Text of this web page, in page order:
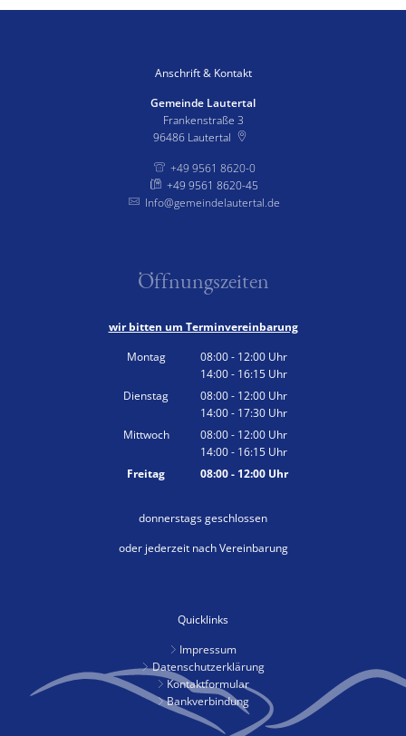
Anschrift & Kontakt
Gemeinde Lautertal
Frankenstraße 3
96486 Lautertal
+49 9561 8620-0
+49 9561 8620-45
Info@gemeindelautertal.de
Öffnungszeiten
wir bitten um Terminvereinbarung
Montag
08:00- 12:00 Uhr
Von 08:00 bis 12:00 Uhr
14:00- 16:15 Uhr
Von 14:00 bis 16:15 Uhr
Dienstag 08:00- 12:00 Uhr
Von 08:00 bis 12:00 Uhr
14:00- 17:30 Uhr
Von 14:00 bis 17:30 Uhr
Mittwoch 08:00- 12:00 Uhr
Von 08:00 bis 12:00 Uhr
14:00- 16:15 Uhr
Von 14:00 bis 16:15 Uhr
Freitag 08:00- 12:00Uhr
donnerstags geschlossen
oder jederzeit nach Vereinbarung
Quicklinks
Impressum
Datenschutzerklärung
Kontaktformular
Bankverbindung